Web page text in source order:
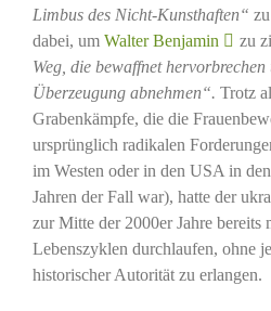
Limbus des Nicht-Kunsthaften“
dabei, um Walter Benjamin zu
Weg, die bewaffnet
Überzeugung abnehmen“. Trotz
Grabenkämpfe, die die
ursprünglich radikalen
im Westen oder in den USA in
Jahren der Fall war), hatte der
zur Mitte der 2000er Jahre bereits
Lebenszyklen durchlaufen, ohne
historischer Autorität zu erlangen.